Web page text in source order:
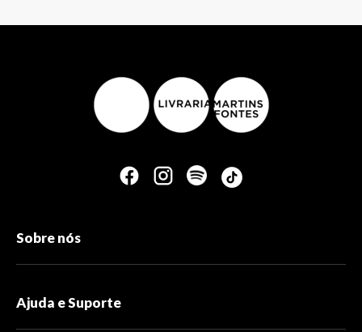
Sobre nós
Ajuda e Suporte